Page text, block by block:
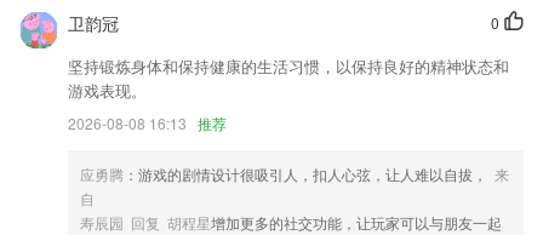
0
卫韵冠
坚持锻炼身体和保持健康的生活习惯，以保持良好的精神状态和
游戏表现。
2026-08-08 16:13 推荐
应勇腾 ：游戏的剧情设计很吸引人，扣人心弦，让人难以自拔，
来
自
寿辰园 回复 胡程星增加更多的社交功能，让玩家可以与朋友一起